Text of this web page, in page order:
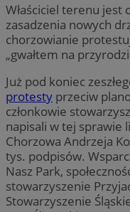
Właściciel terenu jest
zasadzenia nowych
chorzowianie
„gwałtem na
Już pod koniec
protesty przeciw
członkowie
napisali w tej sprawie
Chorzowa Andrzeja
tys. podpisów.
Nasz Park,
stowarzyszenie
Stowarzyszenie